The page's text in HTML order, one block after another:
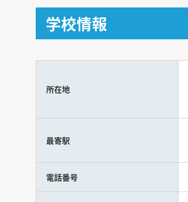
学校情報
所在地
最寄駅
電話番号